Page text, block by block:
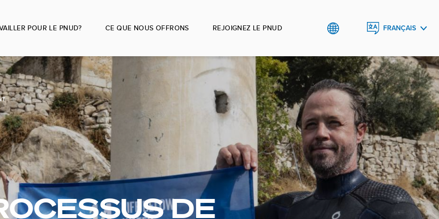
POUR LE PNUD? CE QUE NOUS OFFRONS REJOIGNEZ LE PNUD FRANÇAIS
ESPAÑOL
DE